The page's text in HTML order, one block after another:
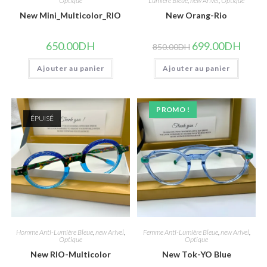
New Mini_Multicolor_RIO
650.00DH
Ajouter au panier
New Orang-Rio
850.00DH Le
prix
initial
était :
850.00DH.
699.00DHLe
prix
Ajouter au panier
ÉPUISÉ
Homme Anti-Lumière Bleue, new Arivel,
Optique
New RIO-Multicolor
PROMO !
Femme Anti-Lumière Bleue, new Arivel,
Optique
New Tok-YO Blue